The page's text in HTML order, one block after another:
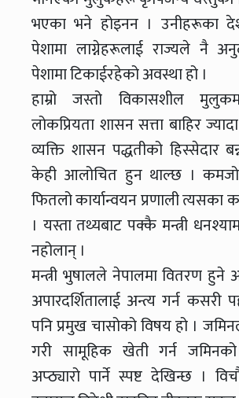
भएका भने होइनन । उनीहरूका
पेशामा लाग्नेहरूलाई राज्यले नै
पेशामा टिकाईरहेको अवस्था हो ।
हाम्रो जस्तो विकासशील
लोकप्रियता शासन सत्ता बाहिर
व्यक्ति शासन पद्धतीको हिस्सेदार
केही आलोचित हुन थाल्छ ।
फितलो कार्यान्वयन प्रणाली
। यस्ता तथ्यबाट पक्कै मन्त्री
नहोलान् ।
मन्त्री भुषालले नेपालमा वितरण
अपारदर्शितालाई अन्त्य गर्न कसरी
पनि प्रमुख चासोको विषय हो ।
गरी सामूहिक खेती गर्न
अप्ठ्यारो पार्ने स्पष्ट देखिन्छ ।